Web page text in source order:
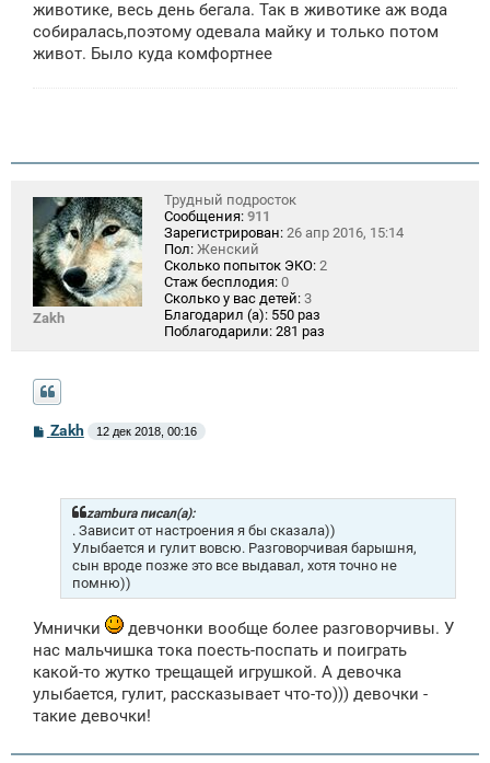
щ
н
и
животике, весь день бегала. Так в животике аж вода
собиралась,поэтому одевала майку и только потом
живот. Было куда комфортнее
Zakh
Трудный подросток
Сообщения: 911
Зарегистрирован: 26 апр 2016, 15:14
Пол: Женский
Сколько попыток ЭКО: 2
Стаж бесплодия: 0
Сколько у вас детей: 3
Благодарил (а): 550 раз
Поблагодарили: 281 раз
СZakh 12 дек 2018, 00:16
zambura писал(а):
. Зависит от настроения я бы сказала))
Улыбается и гулит вовсю. Разговорчивая барышня,
сын вроде позже это все выдавал, хотя точно не
помню))
Умнички
девчонки вообще более разговорчивы. У
нас мальчишка тока поесть-поспать и поиграть
какой-то жутко трещащей игрушкой. А девочка
улыбается, гулит, рассказывает что-то))) девочки -
такие девочки!